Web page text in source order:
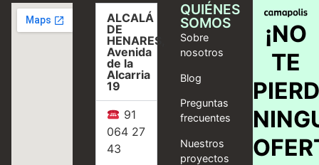
ALCALÁ
DE
HENARES,
Avenida
de la
Alcarria
19
91
064 27
43
QUIÉNES
SOMOS
Sobre
nosotros
Blog
Preguntas
frecuentes
Nuestros
proyectos
¡NO
TE